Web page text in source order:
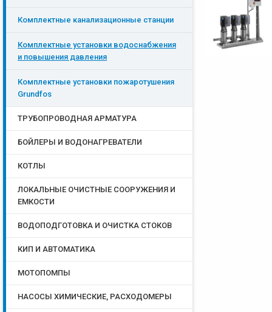
Комплектные канализационные станции
Комплектные установки водоснабжения
и повышения давления
Комплектные установки пожаротушения
Grundfos
ТРУБОПРОВОДНАЯ АРМАТУРА
БОЙЛЕРЫ И ВОДОНАГРЕВАТЕЛИ
КОТЛЫ
ЛОКАЛЬНЫЕ ОЧИСТНЫЕ СООРУЖЕНИЯ И
ЕМКОСТИ
ВОДОПОДГОТОВКА И ОЧИСТКА СТОКОВ
КИП И АВТОМАТИКА
МОТОПОМПЫ
НАСОСЫ ХИМИЧЕСКИЕ, РАСХОДОМЕРЫ